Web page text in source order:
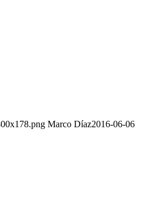
Marco Díaz2016-06-06